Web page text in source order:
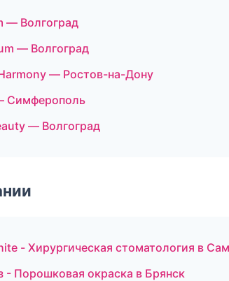
— Волгоград
— Волгоград
— Ростов-на-Дону
Симферополь
— Волгоград
- Хирургическая стоматология в
Порошковая окраска в Брянск